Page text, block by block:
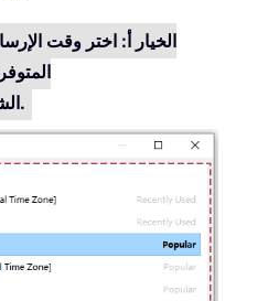
الخيار أ: اختر وقت
.